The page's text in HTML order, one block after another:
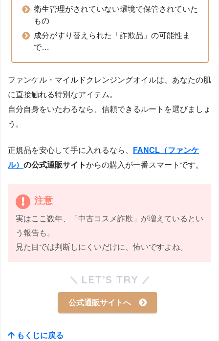
衛生管理がされていない環境で保管されていた
もの
成分がすり替えられた「詐欺品」の可能性ま
で…
ファンケル・マイルドクレンジングオイルは、あなたの肌
に直接触れる特別なアイテム。
自分自身をいたわるなら、信頼できるルートを選びましょ
う。
正規品を安心して手に入れるなら、
FANCL（ファンケ
ル） の公式通販サイトからの購入が一番スマートです。
注意
実はここ数年、「中古コスメ詐欺」が増えているとい
う報告も。
見た目では判断しにくいだけに、怖いですよね。
LET’S TRY
公式通販サイトへ
もくじに戻る